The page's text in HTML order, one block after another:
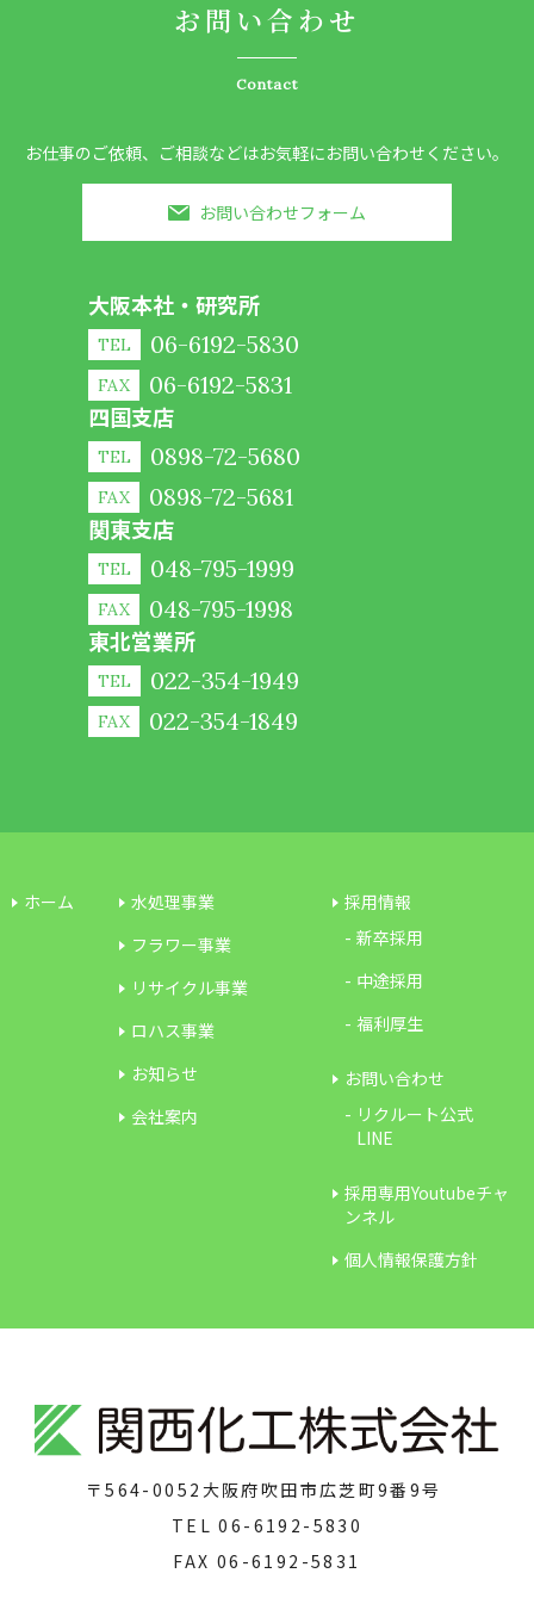
お問い合わせ
Contact
お仕事のご依頼、ご相談などはお気軽にお問い合わせください。
お問い合わせフォーム
大阪本社・研究所
TEL 06-6192-5830
FAX 06-6192-5831
四国支店
TEL 0898-72-5680
FAX 0898-72-5681
関東支店
TEL 048-795-1999
FAX 048-795-1998
東北営業所
TEL 022-354-1949
FAX 022-354-1849
ホーム
水処理事業
フラワー事業
リサイクル事業
ロハス事業
お知らせ
会社案内
採用情報
新卒採用
中途採用
福利厚生
お問い合わせ
リクルート公式
LINE
採用専用Youtubeチャ
ンネル
個人情報保護方針
〒564-0052 大阪府吹田市広芝町9番9号
TEL06-6192-5830
FAX 06-6192-5831